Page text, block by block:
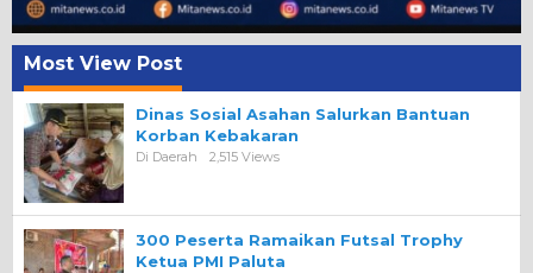
Most View Post
Dinas Sosial Asahan Salurkan Bantuan
Korban Kebakaran
Di Daerah 2,515 Views
300 Peserta Ramaikan Futsal Trophy
Ketua PMI Paluta